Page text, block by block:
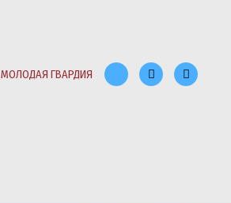
МОЛОДАЯ ГВАРДИЯ